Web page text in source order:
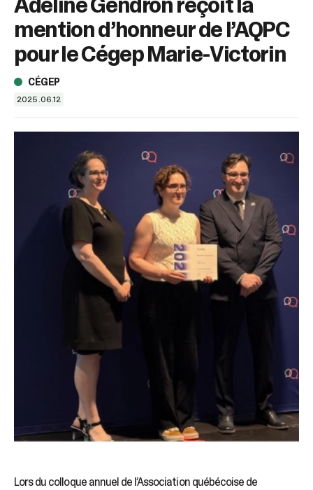
Les
utilisateurs
d'appareils
tactiles
gestes
que
toucher
et
glisser.
mention d’honneur de l’AQPC
pour le Cégep Marie-Victorin
CÉGEP
2025.06.12
Lors du colloque annuel de l’Association québécoise de